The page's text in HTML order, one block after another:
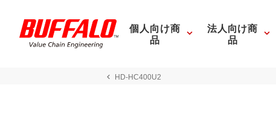
個人向け商
品
法人向け商
品
HD-HC400U2